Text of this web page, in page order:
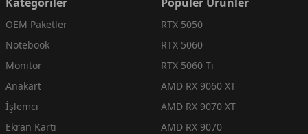
OEM Paketler
Notebook
Monitör
Anakart
İşlemci
Ekran Kartı
RTX 5050
RTX 5060
RTX 5060 Ti
AMD RX 9060 XT
AMD RX 9070 XT
AMD RX 9070